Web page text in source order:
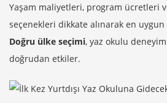
Yaşam maliyetleri, program ücretleri
seçenekleri dikkate alınarak en uygun
Doğru ülke seçimi, yaz okulu
doğrudan etkiler.